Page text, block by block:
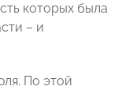
которых была
– и
По этой